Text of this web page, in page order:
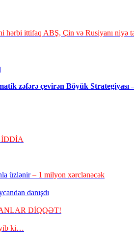
hərbi ittifaq ABŞ, Çin və Rusiyanı niyə
zəfərə çevirən Böyük Strategiyası
İDDİA
üzlənir– 1 milyon xərclənəcək
danışdı
DİQQƏT!
ki…